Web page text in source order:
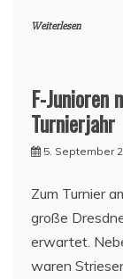
Weiterlesen
F-
Turnierjahr
5. September
Zum Turnier
große
erwartet.
waren